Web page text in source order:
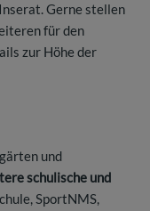
Gerne stellen
für den
zur Höhe der
und
schulische und
SportNMS,